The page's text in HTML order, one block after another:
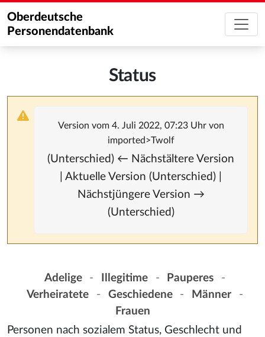
Oberdeutsche
Personendatenbank
Status
Version vom 4. Juli 2022, 07:23 Uhr von
imported>Twolf
(Unterschied) ← Nächstältere Version
| Aktuelle Version (Unterschied) |
Nächstjüngere Version →
(Unterschied)
Adelige - Illegitime - Pauperes
-
Verheiratete
- Geschiedene - Männer
-
Frauen
Personen nach sozialem Status, Geschlecht und